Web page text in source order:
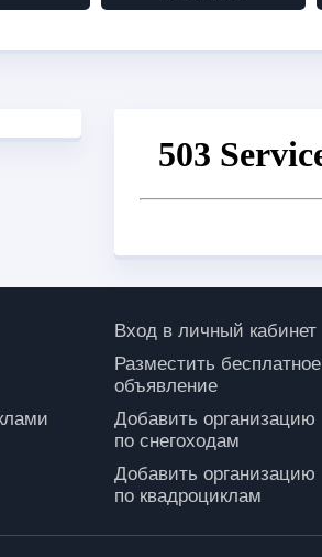
Вход в личный кабинет
Разместить бесплатное
объявление
Добавить организацию
по снегоходам
Добавить организацию
по квадроциклам